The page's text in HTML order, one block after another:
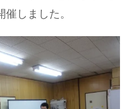
しました。